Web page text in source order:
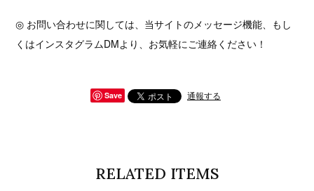
◎ お問い合わせに関しては、当サイトのメッセージ機能、もし
くはインスタグラムDMより、お気軽にご連絡ください！
Save 通報する
RELATED ITEMS